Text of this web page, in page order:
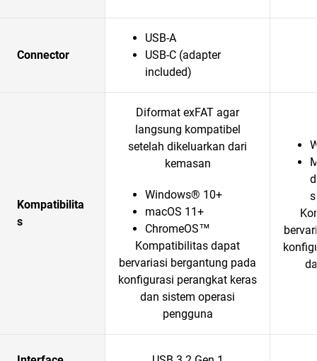
Connector
USB-A
USB-C (adapter
included)
Kompatibilita
s
Diformat exFAT agar
langsung kompatibel
setelah dikeluarkan dari
kemasan
Windows® 10+
macOS 11+
ChromeOS™
Kompatibilitas dapat
bervariasi bergantung pada
konfigurasi perangkat keras
dan sistem operasi
pengguna